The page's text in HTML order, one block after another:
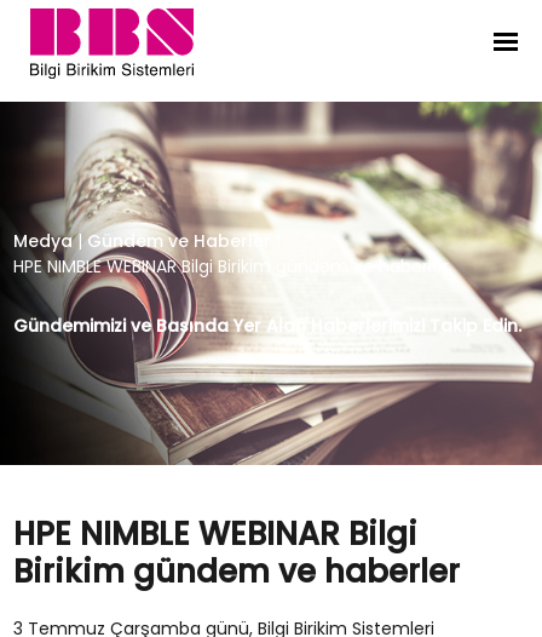
HPE NIMBLE WEBINAR Bilgi
Medya | Gündem ve Haberler
HPE NIMBLE WEBINAR Bilgi Birikim gündem ve haberler
Gündemimizi ve Basında Yer Alan Haberlerimizi Takip Edin.
HPE NIMBLE WEBINAR Bilgi
Birikim gündem ve haberler
3 Temmuz Çarşamba günü, Bilgi Birikim Sistemleri